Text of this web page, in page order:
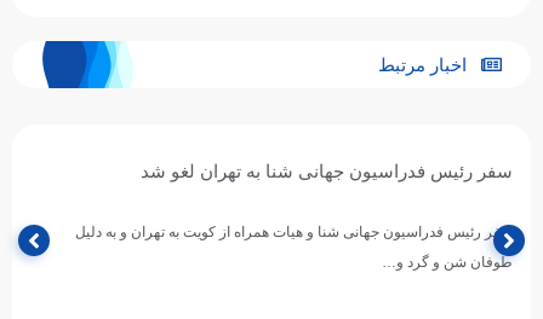
اخبار مرتبط
سفر رئیس فدراسیون جهانی شنا به تهران لغو شد
سفر رئیس فدراسیون جهانی شنا و هیات همراه از کویت به تهران و به دلیل
طوفان شن و گرد و…